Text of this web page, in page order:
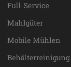
Full-Service
Mahlgüter
Mobile Mühlen
Behälterreinigung